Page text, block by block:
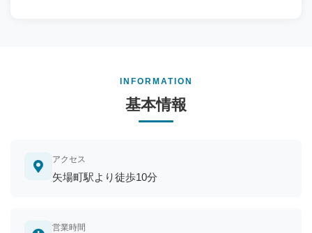
INFORMATION
基本情報
アクセス
矢場町駅より徒歩10分
営業時間